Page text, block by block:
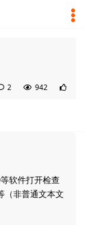
2 942
软件打开检查
（非普通文本文